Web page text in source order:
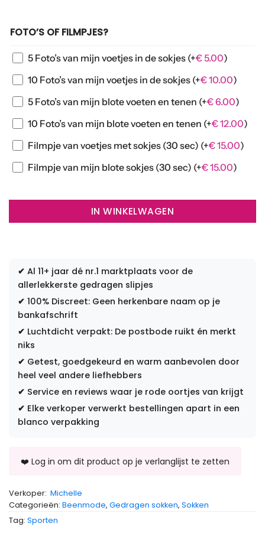
FOTO’S OF FILMPJES?
5 Foto’s van mijn voetjes in de sokjes (+€5.00)
10 Foto’s van mijn voetjes in de sokjes (+€10.00)
5 Foto’s van mijn blote voeten en tenen (+€6.00)
10 Foto’s van mijn blote voeten en tenen (+€12.00)
Filmpje van voetjes met sokjes (30 sec) (+€15.00)
Filmpje van mijn blote sokjes (30 sec) (+€15.00)
IN WINKELWAGEN
✔ Al 11+ jaar dé nr.1 marktplaats voor de
allerlekkerste gedragen slipjes
✔ 100% Discreet: Geen herkenbare naam op je
bankafschrift
✔ Luchtdicht verpakt: De postbode ruikt én merkt
niks
✔ Getest, goedgekeurd en warm aanbevolen door
heel veel andere liefhebbers
✔ Service en reviews waar je rode oortjes van krijgt
✔ Elke verkoper verwerkt bestellingen apart in een
blanco verpakking
Verkoper: Michelle
Categorieën: Beenmode, Gedragen sokken, Sokken
Tag: Sporten